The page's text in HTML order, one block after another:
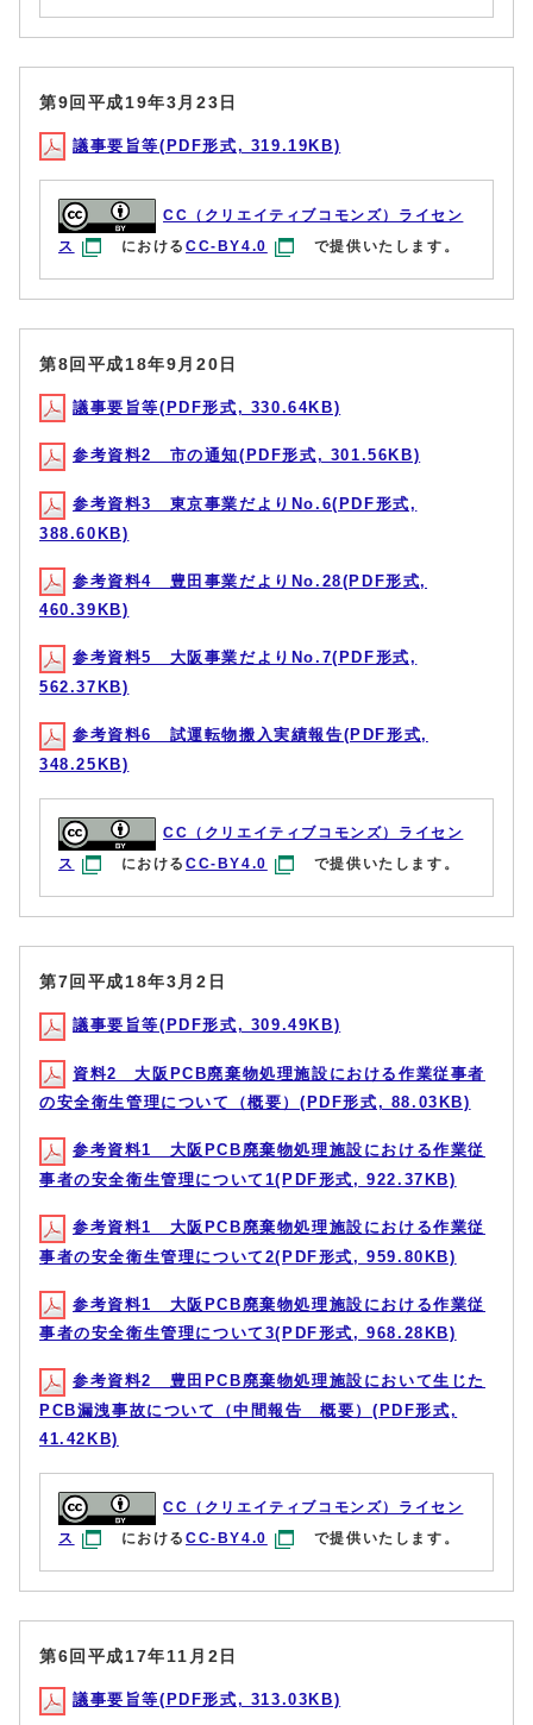
第9回平成19年3月23日
議事要旨等(PDF形式, 319.19KB)
CC（クリエイティブコモンズ）ライセン
ス
におけるCC-BY4.0 で提供いたします。
第8回平成18年9月20日
議事要旨等(PDF形式, 330.64KB)
参考資料2 市の通知(PDF形式, 301.56KB)
参考資料3 東京事業だよりNo.6(PDF形式,
388.60KB)
参考資料4 豊田事業だよりNo.28(PDF形式,
460.39KB)
参考資料5 大阪事業だよりNo.7(PDF形式,
562.37KB)
参考資料6 試運転物搬入実績報告(PDF形式,
348.25KB)
CC（クリエイティブコモンズ）ライセン
ス
におけるCC-BY4.0 で提供いたします。
第7回平成18年3月2日
議事要旨等(PDF形式, 309.49KB)
資料2 大阪PCB廃棄物処理施設における作業従事者
の安全衛生管理について（概要）(PDF形式, 88.03KB)
参考資料1 大阪PCB廃棄物処理施設における作業従
事者の安全衛生管理について1(PDF形式, 922.37KB)
参考資料1 大阪PCB廃棄物処理施設における作業従
事者の安全衛生管理について2(PDF形式, 959.80KB)
参考資料1 大阪PCB廃棄物処理施設における作業従
事者の安全衛生管理について3(PDF形式, 968.28KB)
参考資料2 豊田PCB廃棄物処理施設において生じた
PCB漏洩事故について（中間報告 概要）(PDF形式,
41.42KB)
CC（クリエイティブコモンズ）ライセン
ス
におけるCC-BY4.0 で提供いたします。
第6回平成17年11月2日
議事要旨等(PDF形式, 313.03KB)